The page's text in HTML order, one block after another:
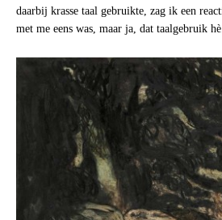
daarbij krasse taal gebruikte, zag ik een
met me eens was, maar ja, dat taalgebruik